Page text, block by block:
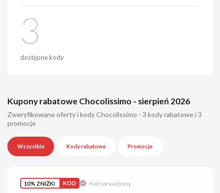
3
dostępne kody
Kupony rabatowe Chocolissimo - sierpień 2026
Zweryfikowane oferty i kody Chocolissimo - 3 kody rabatowe i 3
promocje
Wszystkie Kody rabatowe Promocje
10% ZNIŻKI KOD Kod sprawdzony